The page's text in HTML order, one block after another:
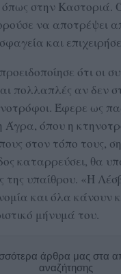
όπως στην Καστοριά.
να αποτρέψει
και
ότι οι
πολλαπλές αν δεν
Έφερε ως
Άγρα, όπου η
στον τόπο τους,
καταρρεύσει, θα
της υπαίθρου. «Η
και όλα κάνουν
μήνυμά του.
άρθρα μας στα
αναζήτησης